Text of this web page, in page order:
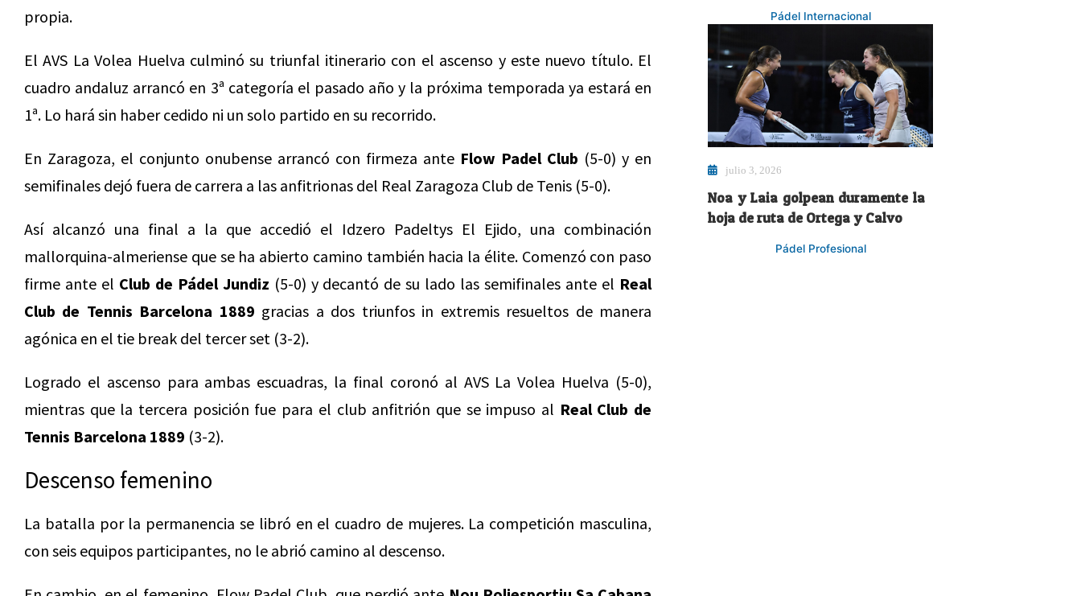
propia.
El AVS La Volea Huelva culminó su triunfal itinerario con el ascenso y este nuevo título. El
cuadro andaluz arrancó en 3ª categoría el pasado año y la próxima temporada ya estará en
1ª. Lo hará sin haber cedido ni un solo partido en su recorrido.
En Zaragoza, el conjunto onubense arrancó con firmeza ante Flow Padel Club (5-0) y en
semifinales dejó fuera de carrera a las anfitrionas del Real Zaragoza Club de Tenis (5-0).
Así alcanzó una final a la que accedió el Idzero Padeltys El Ejido, una combinación
mallorquina-almeriense que se ha abierto camino también hacia la élite. Comenzó con paso
firme ante el Club de Pádel Jundiz (5-0) y decantó de su lado las semifinales ante el Real
Club de Tennis Barcelona 1889 gracias a dos triunfos in extremis resueltos de manera
agónica en el tie break del tercer set (3-2).
Logrado el ascenso para ambas escuadras, la final coronó al AVS La Volea Huelva (5-0),
mientras que la tercera posición fue para el club anfitrión que se impuso al Real Club de
Tennis Barcelona 1889 (3-2).
Descenso femenino
La batalla por la permanencia se libró en el cuadro de mujeres. La competición masculina,
con seis equipos participantes, no le abrió camino al descenso.
Pádel Internacional
julio 3, 2026
Noa y Laia golpean duramente la
hoja de ruta de Ortega y Calvo
Pádel Profesional